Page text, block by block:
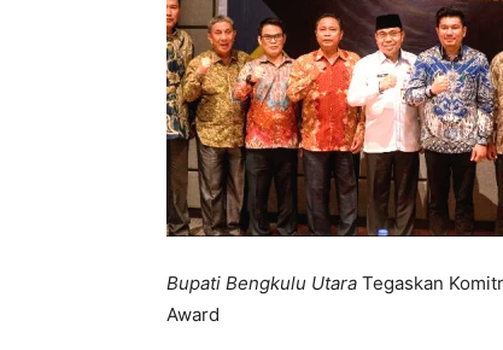
Bupati Bengkulu Utara Tegaskan
Award